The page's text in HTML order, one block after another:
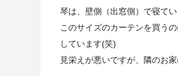
琴は、壁側（出窓側）で寝て
このサイズのカーテンを買う
しています(笑)
見栄えが悪いですが、隣のお